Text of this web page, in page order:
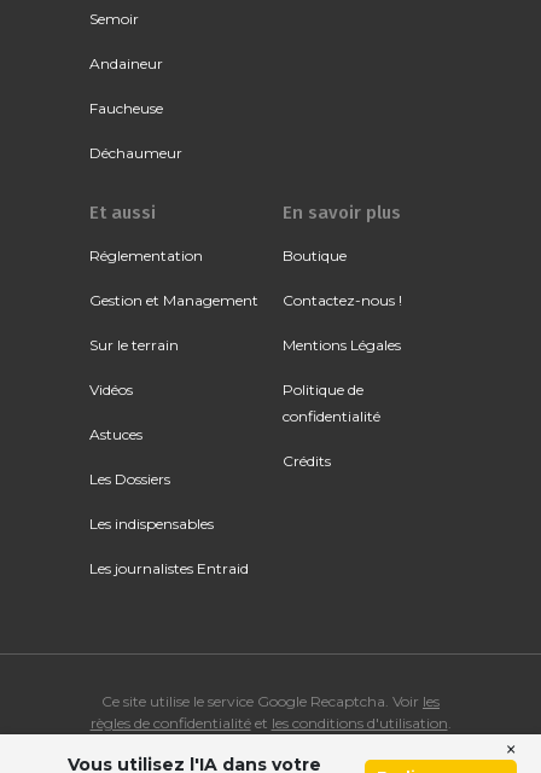
Semoir
Andaineur
Faucheuse
Déchaumeur
Et aussi
Réglementation
Gestion et Management
Sur le terrain
Vidéos
Astuces
Les Dossiers
Les indispensables
Les journalistes Entraid
En savoir plus
Boutique
Contactez-nous !
Mentions Légales
Politique de
confidentialité
Crédits
Ce site utilise le service Google Recaptcha. Voir les
règles de confidentialitéet les conditions d'utilisation
Vous utilisez l'IA dans votre
×